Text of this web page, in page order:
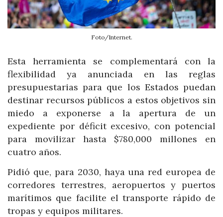
Foto/Internet.
Esta herramienta se complementará con la
flexibilidad ya anunciada en las reglas
presupuestarias para que los Estados puedan
destinar recursos públicos a estos objetivos sin
miedo a exponerse a la apertura de un
expediente por déficit excesivo, con potencial
para movilizar hasta $780,000 millones en
cuatro años.
Pidió que, para 2030, haya una red europea de
corredores terrestres, aeropuertos y puertos
marítimos que facilite el transporte rápido de
tropas y equipos militares.